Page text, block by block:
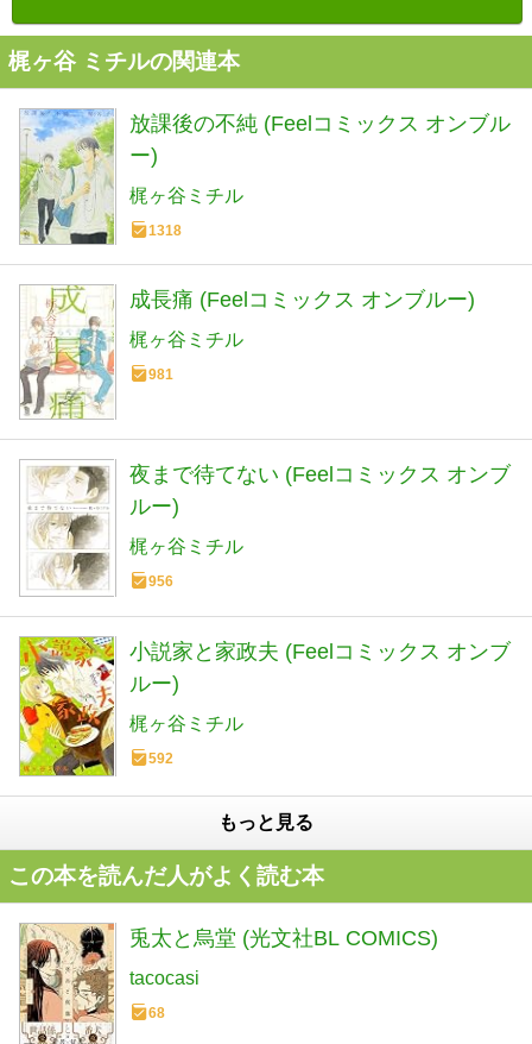
梶ヶ谷 ミチルの関連本
放課後の不純 (Feelコミックス オンブル
ー)
梶ヶ谷ミチル
1318
成長痛 (Feelコミックス オンブルー)
梶ヶ谷ミチル
981
夜まで待てない (Feelコミックス オンブ
ルー)
梶ヶ谷ミチル
956
小説家と家政夫 (Feelコミックス オンブ
ルー)
梶ヶ谷ミチル
592
もっと見る
この本を読んだ人がよく読む本
兎太と烏堂 (光文社BL COMICS)
tacocasi
68